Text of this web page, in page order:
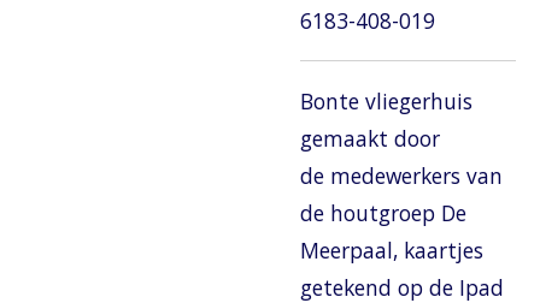
6183-408-019
Bonte vliegerhuis
gemaakt door
de medewerkers van
de houtgroep De
Meerpaal, kaartjes
getekend op de Ipad